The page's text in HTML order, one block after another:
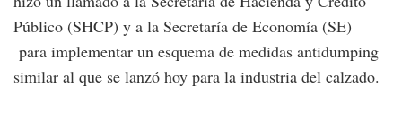
Público (SHCP) y a la Secretaría de Economía (SE)
para implementar un esquema de medidas antidumping
similar al que se lanzó hoy para la industria del calzado.